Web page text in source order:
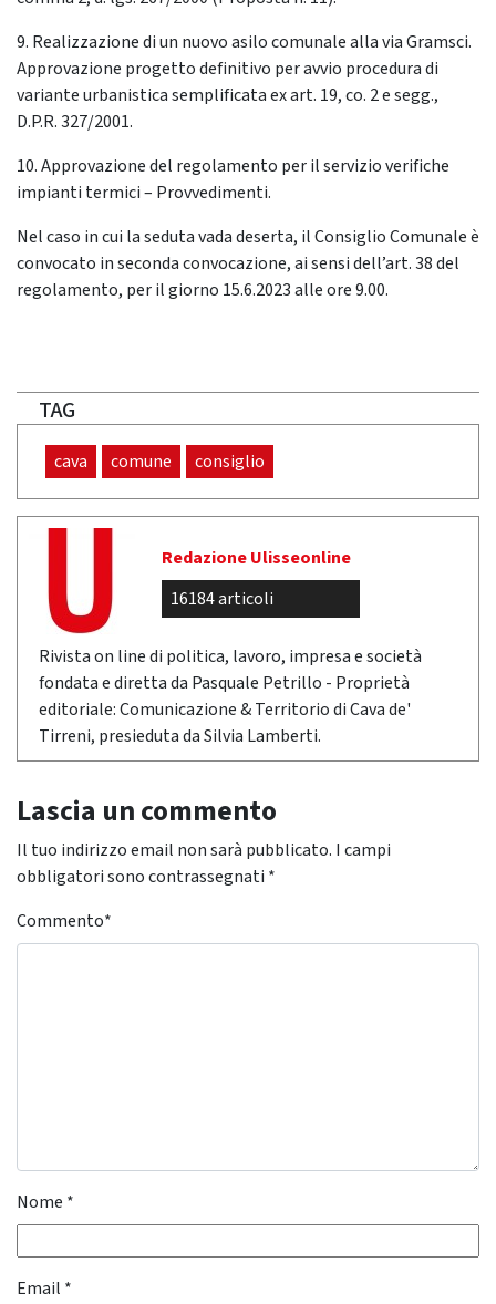
9. Realizzazione di un nuovo asilo comunale alla via Gramsci.
Approvazione progetto definitivo per avvio procedura di
variante urbanistica semplificata ex art. 19, co. 2 e segg.,
D.P.R. 327/2001.
10. Approvazione del regolamento per il servizio verifiche
impianti termici – Provvedimenti.
Nel caso in cui la seduta vada deserta, il Consiglio Comunale è
convocato in seconda convocazione, ai sensi dell’art. 38 del
regolamento, per il giorno 15.6.2023 alle ore 9.00.
TAG
cava comune consiglio
Redazione Ulisseonline
16184 articoli
Rivista on line di politica, lavoro, impresa e società
fondata e diretta da Pasquale Petrillo - Proprietà
editoriale: Comunicazione & Territorio di Cava de'
Tirreni, presieduta da Silvia Lamberti.
Lascia un commento
Il tuo indirizzo email non sarà pubblicato. I campi
obbligatori sono contrassegnati *
Commento*
Nome *
Email *